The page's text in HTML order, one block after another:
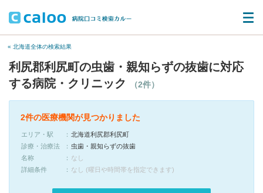
« 北海道全体の検索結果
利尻郡利尻町の虫歯・親知らずの抜歯に対応
する病院・クリニック
（2件）
2件の医療機関が見つかりました
エリア・駅
北海道利尻郡利尻町
診療・治療法
虫歯・親知らずの抜歯
名称
なし
詳細条件
なし (曜日や時間帯を指定できます)